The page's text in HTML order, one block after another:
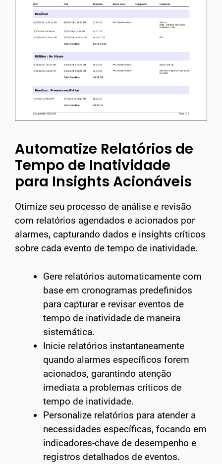
Automatize Relatórios de
Tempo de Inatividade
para Insights Acionáveis
Otimize seu processo de análise e revisão
com relatórios agendados e acionados por
alarmes, capturando dados e insights críticos
sobre cada evento de tempo de inatividade.
Gere relatórios automaticamente com
base em cronogramas predefinidos
para capturar e revisar eventos de
tempo de inatividade de maneira
sistemática.
Inicie relatórios instantaneamente
quando alarmes específicos forem
acionados, garantindo atenção
imediata a problemas críticos de
tempo de inatividade.
Personalize relatórios para atender a
necessidades específicas, focando em
indicadores-chave de desempenho e
registros detalhados de eventos.